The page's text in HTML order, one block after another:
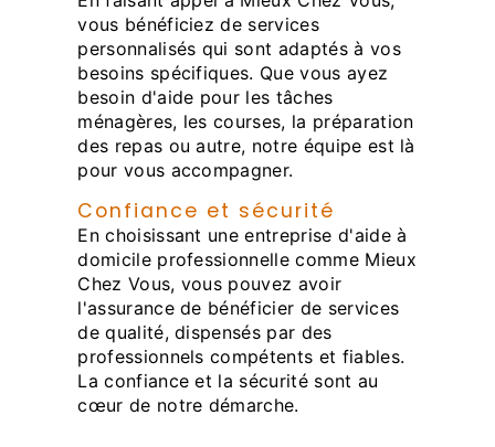
vous bénéficiez de services
personnalisés qui sont adaptés à vos
besoins spécifiques. Que vous ayez
besoin d'aide pour les tâches
ménagères, les courses, la préparation
des repas ou autre, notre équipe est là
pour vous accompagner.
Confiance et sécurité
En choisissant une entreprise d'aide à
domicile professionnelle comme Mieux
Chez Vous, vous pouvez avoir
l'assurance de bénéficier de services
de qualité, dispensés par des
professionnels compétents et fiables.
La confiance et la sécurité sont au
cœur de notre démarche.